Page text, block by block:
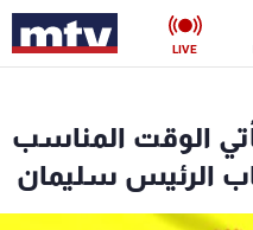
LIVE
الوقت المناسب
الرئيس سليمان
ناس